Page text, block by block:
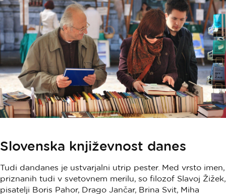
Slovenska književnost danes
Tudi dandanes je ustvarjalni utrip pester. Med vrsto imen,
priznanih tudi v svetovnem merilu, so filozof Slavoj Žižek,
pisatelji Boris Pahor, Drago Jančar, Brina Svit, Miha